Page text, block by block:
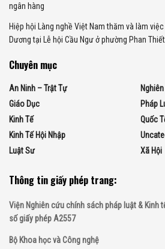
ngân hàng
Hiệp hội Làng nghề Việt Nam thăm và làm
Dương tại Lễ hội Cầu Ngư ở phường Phan
Chuyên mục
An Ninh – Trật Tự
Giáo Dục
Kinh Tế
Kinh Tế Hội Nhập
Luật Sư
Pháp
Quốc
Xã Hội
Thông tin giấy phép trang:
Viện Nghiên cứu chính sách pháp luật & Kinh
số giấy phép A2557
Bộ Khoa học và Công nghệ